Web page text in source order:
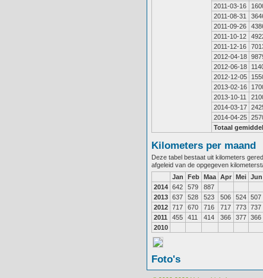
2011-03-16
2011-08-31
2011-09-26
2011-10-12
2011-12-16
2012-04-18
2012-06-18
2012-12-05
2013-02-16
2013-10-11
2014-03-17
2014-04-25
Totaal
Kilometers per maand
Deze tabel bestaat uit kilometers
afgeleid van de opgegeven
Jan
Feb Maa Apr Mei Jun
2014 642 579
887
2013 637 528 523 506 524 507
2012 717 670 716 717 773 737
2011
455 411 414 366 377 366
2010
Foto's